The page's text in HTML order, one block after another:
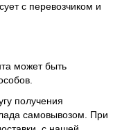
с перевозчиком и
может быть
получения
самовывозом. При